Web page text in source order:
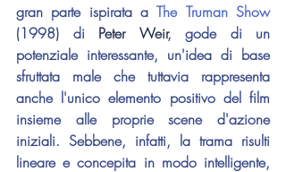
gran parte ispirata a The Truman Show
(1998) di Peter Weir, gode di un
potenziale interessante, un'idea di base
sfruttata male che tuttavia rappresenta
anche l'unico elemento positivo del film
insieme alle proprie scene d'azione
iniziali. Sebbene, infatti, la trama risulti